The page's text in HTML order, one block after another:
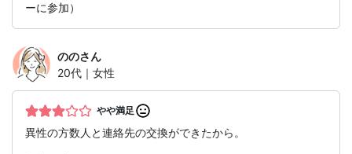
ーに参加）
ののさん
20代｜女性
やや満足
異性の方数人と連絡先の交換ができたから。